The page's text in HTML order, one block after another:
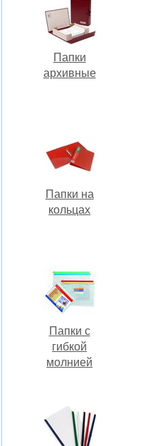
Папки
архивные
Папки на
кольцах
Папки с
гибкой
молнией